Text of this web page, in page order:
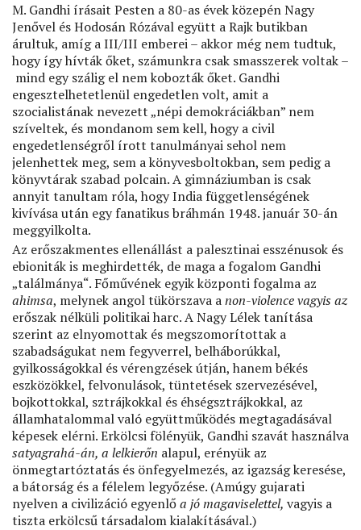
M. Gandhi írásait Pesten a 80-as évek közepén Nagy
Jenővel és Hodosán Rózával együtt a Rajk butikban
árultuk, amíg a III/III emberei – akkor még nem tudtuk,
hogy így hívták őket, számunkra csak smasszerek voltak –
mind egy szálig el nem kobozták őket. Gandhi
engesztelhetetlenül engedetlen volt, amit a
szocialistának nevezett „népi demokráciákban” nem
szíveltek, és mondanom sem kell, hogy a civil
engedetlenségről írott tanulmányai sehol nem
jelenhettek meg, sem a könyvesboltokban, sem pedig a
könyvtárak szabad polcain. A gimnáziumban is csak
annyit tanultam róla, hogy India függetlenségének
kivívása után egy fanatikus bráhmán 1948. január 30-án
meggyilkolta.
Az erőszakmentes ellenállást a palesztinai esszénusok és
ebioniták is meghirdették, de maga a fogalom Gandhi
„találmánya“. Főművének egyik központi fogalma az
ahimsa, melynek angol tükörszava anon-violence vagyis az
erőszak nélküli politikai harc. A Nagy Lélek tanítása
szerint az elnyomottak és megszomorítottak a
szabadságukat nem fegyverrel, belháborúkkal,
gyilkosságokkal és vérengzések útján, hanem békés
eszközökkel, felvonulások, tüntetések szervezésével,
bojkottokkal, sztrájkokkal és éhségsztrájkokkal, az
államhatalommal való együttműködés megtagadásával
képesek elérni. Erkölcsi fölényük, Gandhi szavát használva
satyagrahá-án, a lelkierőn alapul, erényük az
önmegtartóztatás és önfegyelmezés, az igazság keresése,
a bátorság és a félelem legyőzése. (Amúgy gujarati
nyelven a civilizáció egyenlőa jó magaviselettel, vagyis a
tiszta erkölcsű társadalom kialakításával.)